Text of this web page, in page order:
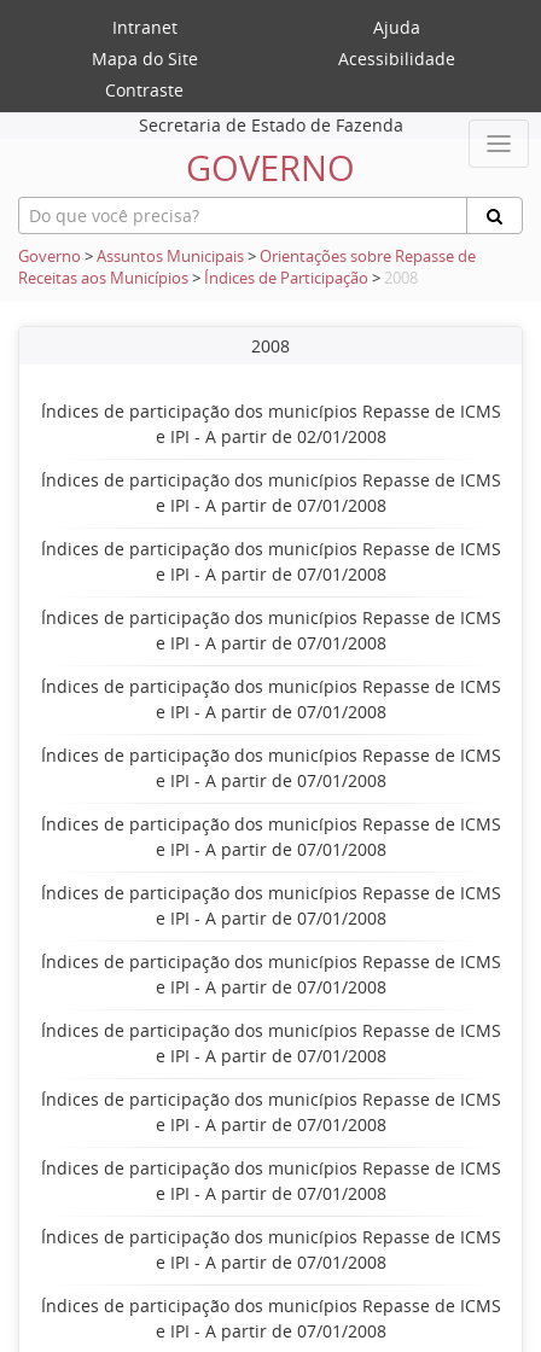
Intranet
Ajuda
Mapa do Site
Acessibilidade
Contraste
Secretaria de Estado de Fazenda
GOVERNO
Governo >Assuntos Municipais>Orientações sobre Repasse de
Receitas aos Municípios> Índices de Participação > 2008
2008
Índices de participação dos municípios Repasse de ICMS
e IPI - A partir de 02/01/2008
Índices de participação dos municípios Repasse de ICMS
e IPI - A partir de 07/01/2008
Índices de participação dos municípios Repasse de ICMS
e IPI - A partir de 07/01/2008
Índices de participação dos municípios Repasse de ICMS
e IPI - A partir de 07/01/2008
Índices de participação dos municípios Repasse de ICMS
e IPI - A partir de 07/01/2008
Índices de participação dos municípios Repasse de ICMS
e IPI - A partir de 07/01/2008
Índices de participação dos municípios Repasse de ICMS
e IPI - A partir de 07/01/2008
Índices de participação dos municípios Repasse de ICMS
e IPI - A partir de 07/01/2008
Índices de participação dos municípios Repasse de ICMS
e IPI - A partir de 07/01/2008
Índices de participação dos municípios Repasse de ICMS
e IPI - A partir de 07/01/2008
Índices de participação dos municípios Repasse de ICMS
e IPI - A partir de 07/01/2008
Índices de participação dos municípios Repasse de ICMS
e IPI - A partir de 07/01/2008
Índices de participação dos municípios Repasse de ICMS
e IPI - A partir de 07/01/2008
Índices de participação dos municípios Repasse de ICMS
e IPI - A partir de 07/01/2008